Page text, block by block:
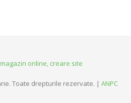
Toate drepturile rezervate. | ANPC